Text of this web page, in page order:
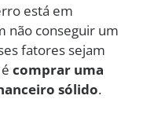
está em
não conseguir um
fatores sejam
comprar uma
sólido.